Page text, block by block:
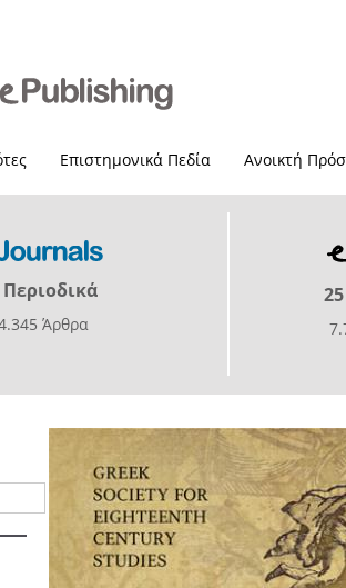
Επιστημονικά Πεδία Ανοικτή
Περιοδικά
Άρθρα